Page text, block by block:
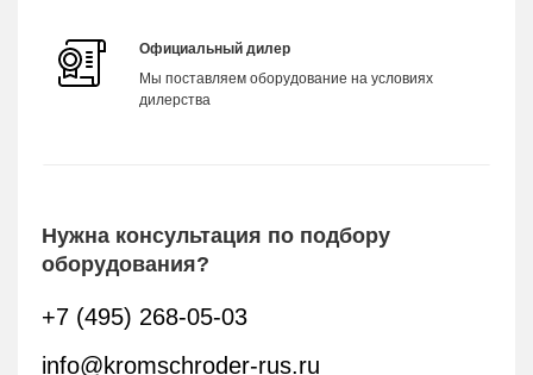
Официальный дилер
Мы поставляем оборудование на условиях
дилерства
Нужна консультация по подбору
оборудования?
+7 (495) 268-05-03
info@kromschroder-rus.ru